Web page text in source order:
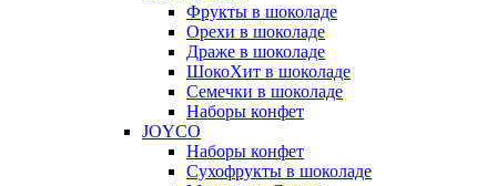
Фрукты в шоколаде
Орехи в шоколаде
Драже в шоколаде
ШокоХит в шоколаде
Семечки в шоколаде
Наборы конфет
JOYCO
Наборы конфет
Сухофрукты в шоколаде